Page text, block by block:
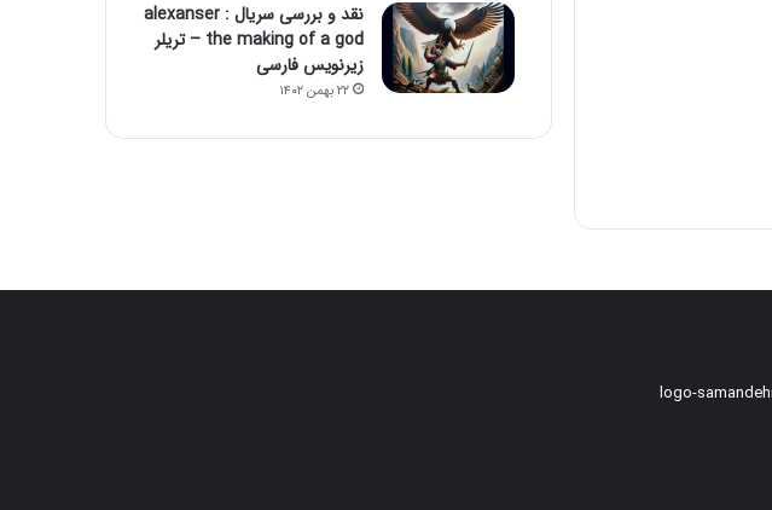
نقد و بررسی سریال alexanser :
the making of a god – تریلر
زیرنویس فارسی
۲۲ بهمن ۱۴۰۲